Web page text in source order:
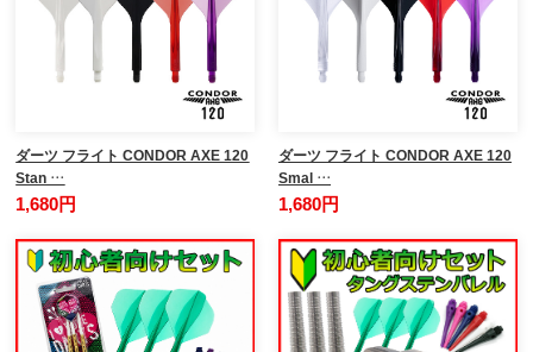
ダーツ フライト CONDOR AXE 120
Stan …
1,680円
ダーツ フライト CONDOR AXE 120
Smal …
1,680円